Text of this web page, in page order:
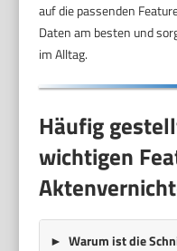
auf die passenden
Daten am besten und
im Alltag.
Häufig
wichtigen
Warum ist die